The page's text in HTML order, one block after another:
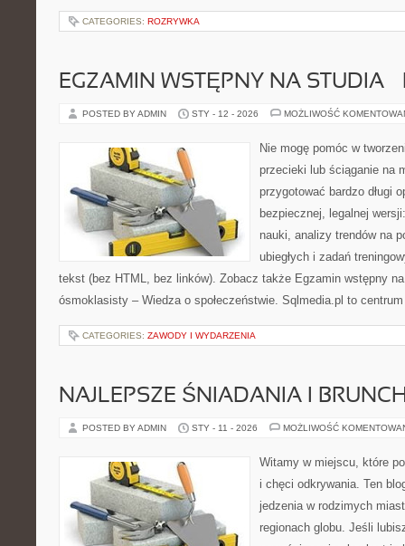
CATEGORIES: ROZRYWKA
EGZAMIN WSTĘPNY NA STUDIA
POSTED BY ADMIN STY - 12 - 2026 MOŻLIWOŚĆ
Nie mogę pomóc w
przecieki lub ściąganie na
przygotować bardzo długi
bezpiecznej, legalnej
nauki, analizy trendów na
ubiegłych i zadań
tekst (bez HTML, bez linków). Zobacz także Egzamin wstępny
ósmoklasisty – Wiedza o społeczeństwie. Sqlmedia.pl to
CATEGORIES: ZAWODY I WYDARZENIA
NAJLEPSZE ŚNIADANIA I
POSTED BY ADMIN STY - 11 - 2026 MOŻLIWOŚĆ
Witamy w miejscu, które
i chęci odkrywania. Ten
jedzenia w rodzimych
regionach globu. Jeśli